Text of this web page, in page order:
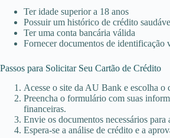
Ter idade superior a 18 anos
Possuir um histórico de crédito
Ter uma conta bancária válida
Fornecer documentos de identificação
Passos para Solicitar Seu Cartão de Crédito
Acesse o site da AU Bank e escolha o
Preencha o formulário com suas
financeiras.
Envie os documentos necessários para
Espera-se a análise de crédito e a